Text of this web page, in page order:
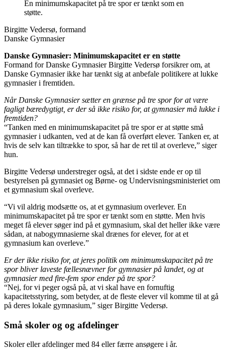
En minimumskapacitet på tre spor er tænkt som en
støtte.
Birgitte Vedersø, formand
Danske Gymnasier
Danske Gymnasier: Minimumskapacitet er en støtte
Formand for Danske Gymnasier Birgitte Vedersø forsikrer om, at
Danske Gymnasier ikke har tænkt sig at anbefale politikere at lukke
gymnasier i fremtiden.
Når Danske Gymnasier sætter en grænse på tre spor for at være
fagligt bæredygtigt, er der så ikke risiko for, at gymnasier må lukke i
fremtiden?
“Tanken med en minimumskapacitet på tre spor er at støtte små
gymnasier i udkanten, ved at de kan få overført elever. Tanken er, at
hvis de selv kan tiltrække to spor, så har de ret til at overleve,” siger
hun.
Birgitte Vedersø understreger også, at det i sidste ende er op til
bestyrelsen på gymnasiet og Børne- og Undervisningsministeriet om
et gymnasium skal overleve.
“Vi vil aldrig modsætte os, at et gymnasium overlever. En
minimumskapacitet på tre spor er tænkt som en støtte. Men hvis
meget få elever søger ind på et gymnasium, skal det heller ikke være
sådan, at nabogymnasierne skal drænes for elever, for at et
gymnasium kan overleve.”
Er der ikke risiko for, at jeres politik om minimumskapacitet på tre
spor bliver laveste fællesnævner for gymnasier på landet, og at
gymnasier med fire-fem spor ender på tre spor?
“Nej, for vi peger også på, at vi skal have en fornuftig
kapacitetsstyring, som betyder, at de fleste elever vil komme til at gå
på deres lokale gymnasium,” siger Birgitte Vedersø.
Små skoler og og afdelinger
Skoler eller afdelinger med 84 eller færre ansøgere i år.